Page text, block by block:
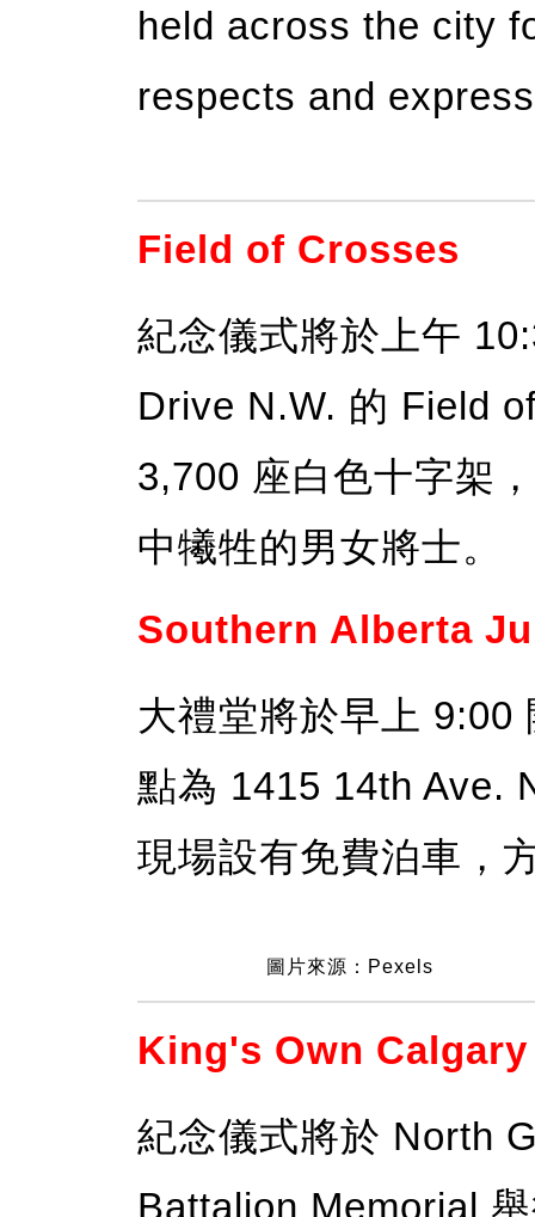
held across the city
respects and
Field of Crosses
紀念儀式將於上午
Drive N.W. 的 Field
3,700 座白色十字架
中犧牲的男女將士。
Southern Alberta
大禮堂將於早上 9:00
點為 1415 14th Ave.
現場設有免費泊車，
圖片來源：Pexels
King's Own
紀念儀式將於 North
Battalion Memorial